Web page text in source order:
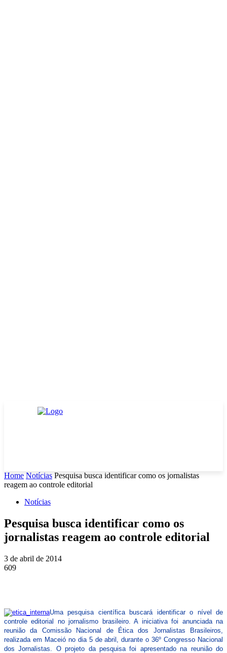
Home Notícias Pesquisa busca identificar como os jornalistas
reagem ao controle editorial
Notícias
Pesquisa busca identificar como os
jornalistas reagem ao controle editorial
3 de abril de 2014
609
Uma pesquisa científica buscará identificar o nível de
controle editorial no jornalismo brasileiro. A iniciativa foi anunciada na
reunião da Comissão Nacional de Ética dos Jornalistas Brasileiros,
realizada em Maceió no dia 5 de abril, durante o 36º Congresso Nacional
dos Jornalistas. O projeto da pesquisa foi apresentado na reunião do